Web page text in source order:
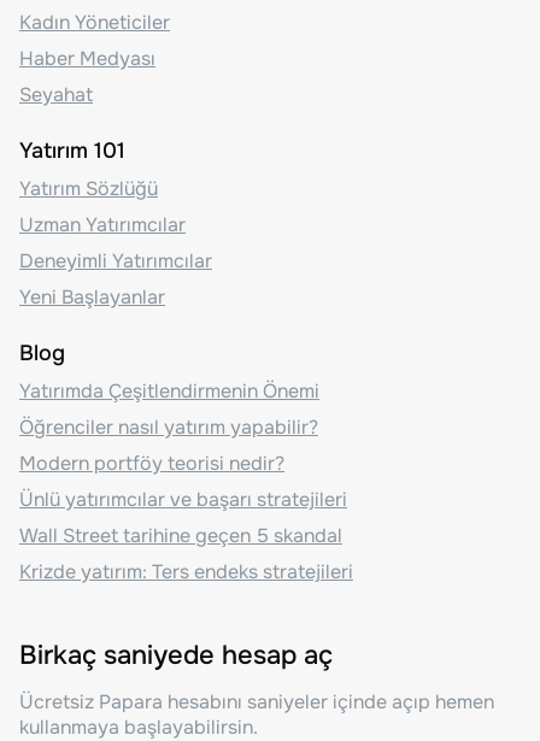
Kadın Yöneticiler
Haber Medyası
Seyahat
Yatırım 101
Yatırım Sözlüğü
Uzman Yatırımcılar
Deneyimli Yatırımcılar
Yeni Başlayanlar
Blog
Yatırımda Çeşitlendirmenin Önemi
Öğrenciler nasıl yatırım yapabilir?
Modern portföy teorisi nedir?
Ünlü yatırımcılar ve başarı stratejileri
Wall Street tarihine geçen 5 skandal
Krizde yatırım: Ters endeks stratejileri
Birkaç saniyede hesap aç
Ücretsiz Papara hesabını saniyeler içinde açıp hemen
kullanmaya başlayabilirsin.